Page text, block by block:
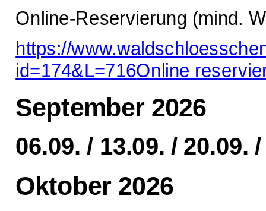
Online-Reservierung (mind.
https://
id=174&L=716Online
September 2026
06.09. / 13.09. / 20.09.
Oktober 2026